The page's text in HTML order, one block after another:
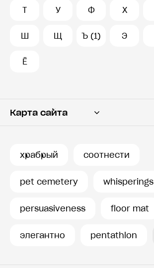
Т У Ф Х
Ш Щ Ъ (1) Э
Ё
Карта сайта
храбрый соотнести
pet cemetery whisperings
persuasiveness floor mat
элегантно pentathlon